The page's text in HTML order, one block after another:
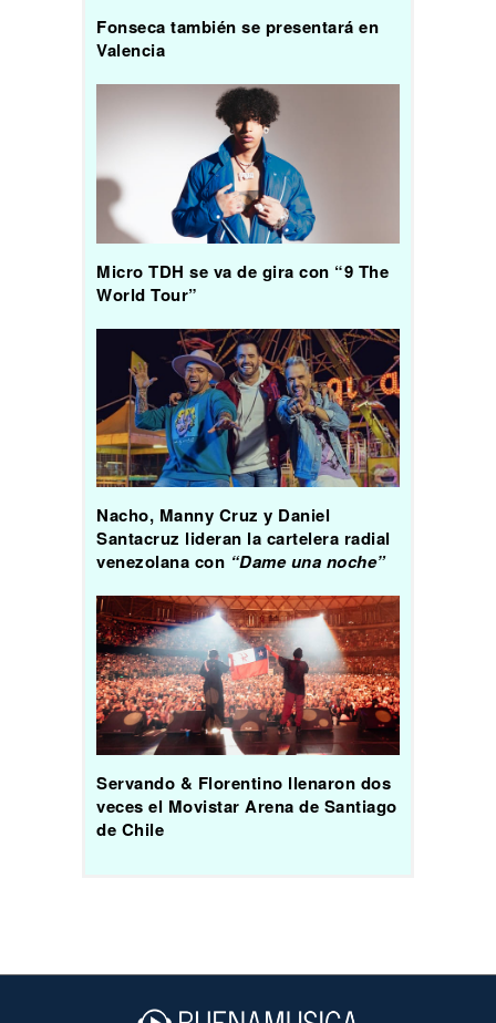
Fonseca también se presentará en
Valencia
Micro TDH se va de gira con “9 The
World Tour”
Nacho, Manny Cruz y Daniel
Santacruz lideran la cartelera radial
venezolana con “Dame una noche”
Servando & Florentino llenaron dos
veces el Movistar Arena de Santiago
de Chile